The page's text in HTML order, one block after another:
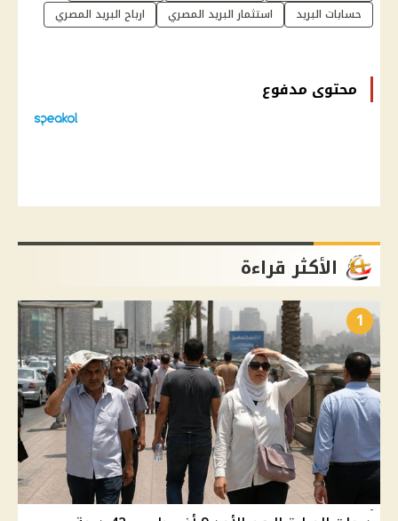
حسابات البريد
استثمار البريد المصري ارباح البريد المصري
محتوى مدفوع
الأكثر قراءة
1